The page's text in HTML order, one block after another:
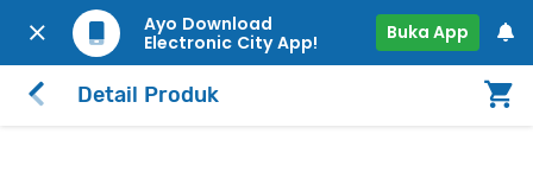
Ayo Download
Electronic City App!
Buka App
Detail Produk